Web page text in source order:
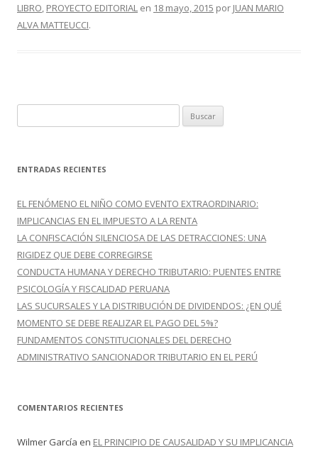
o
LIBRO, PROYECTO EDITORIAL en 18 mayo, 2015 por JUAN MARIO
ALVA MATTEUCCI.
u
c
r
:
ENTRADAS RECIENTES
EL FENÓMENO EL NIÑO COMO EVENTO EXTRAORDINARIO:
IMPLICANCIAS EN EL IMPUESTO A LA RENTA
LA CONFISCACIÓN SILENCIOSA DE LAS DETRACCIONES: UNA
RIGIDEZ QUE DEBE CORREGIRSE
CONDUCTA HUMANA Y DERECHO TRIBUTARIO: PUENTES ENTRE
PSICOLOGÍA Y FISCALIDAD PERUANA
LAS SUCURSALES Y LA DISTRIBUCIÓN DE DIVIDENDOS: ¿EN QUÉ
MOMENTO SE DEBE REALIZAR EL PAGO DEL 5%?
FUNDAMENTOS CONSTITUCIONALES DEL DERECHO
ADMINISTRATIVO SANCIONADOR TRIBUTARIO EN EL PERÚ
COMENTARIOS RECIENTES
Wilmer García en EL PRINCIPIO DE CAUSALIDAD Y SU IMPLICANCIA